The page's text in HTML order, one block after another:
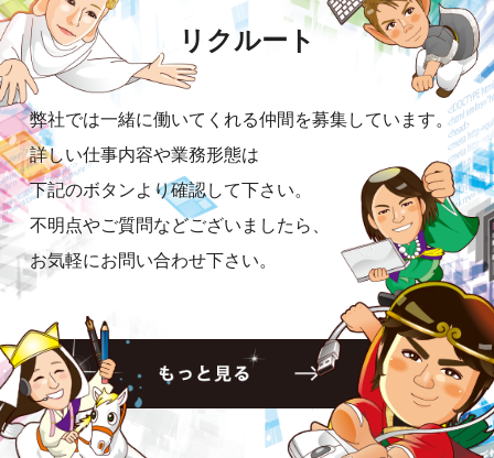
リクルート
弊社では一緒に働いてくれる仲間を募集しています。
詳しい仕事内容や業務形態は
下記のボタンより確認して下さい。
不明点やご質問などございましたら、
お気軽にお問い合わせ下さい。